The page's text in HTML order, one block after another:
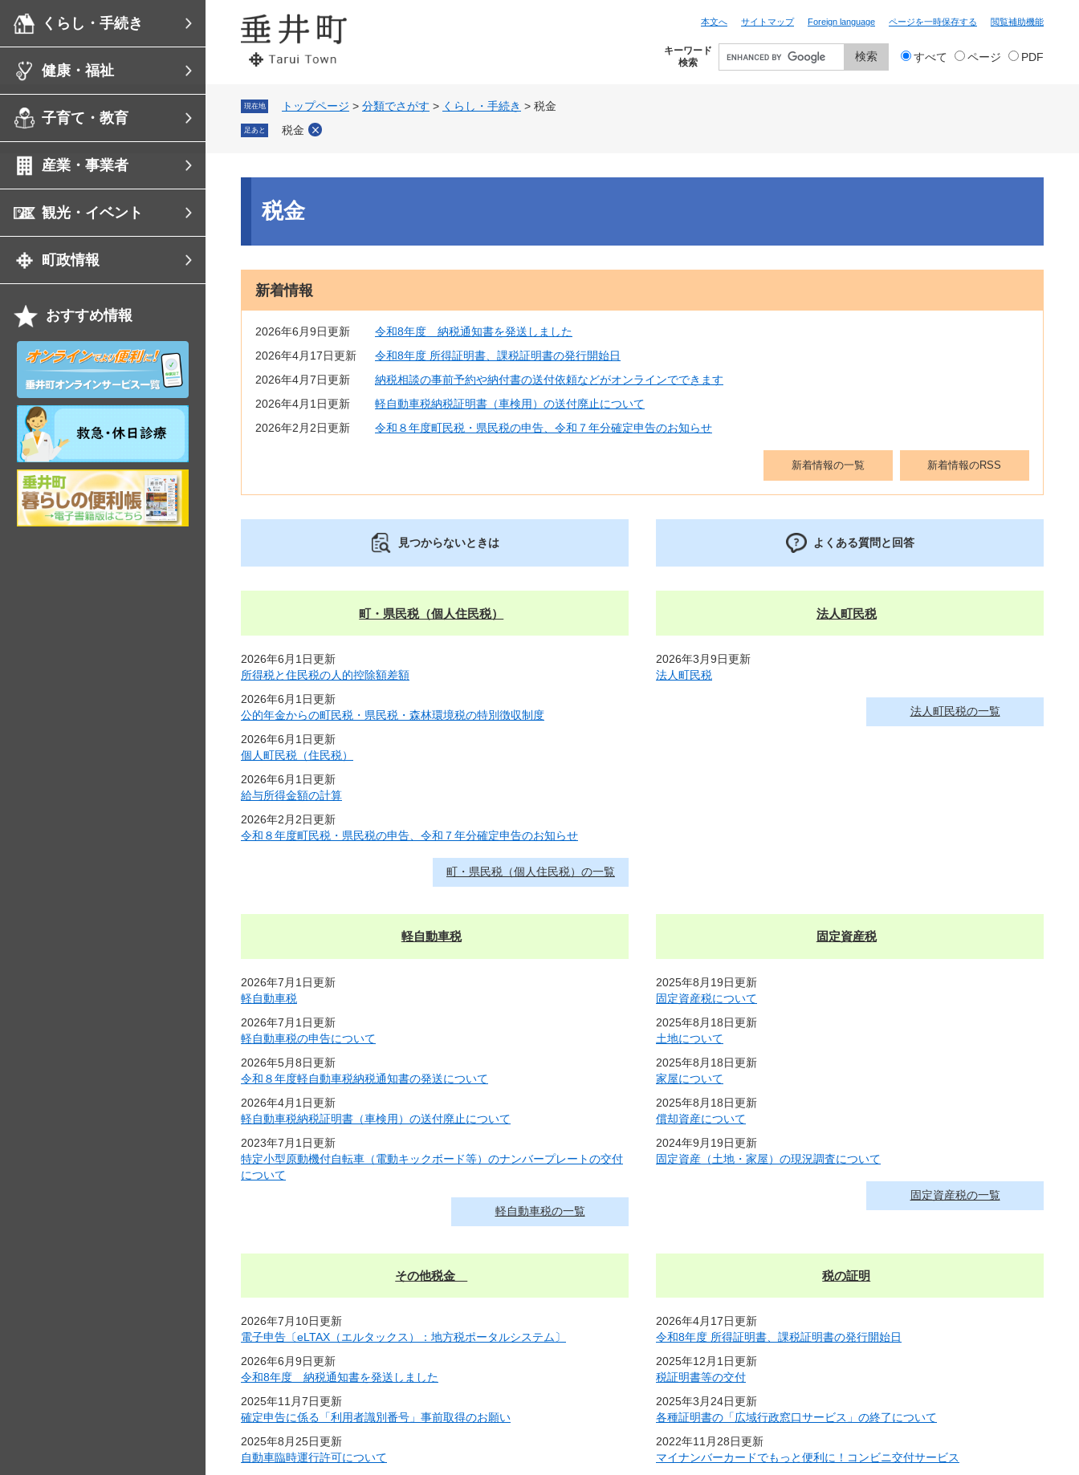
す。
本文へ サイトマップ Foreign language ページを一時保存する 閲覧補助機能
くらし・手続き
健康・福祉
子育て・教育
産業・事業者
観光・イベント
町政情報
おすすめ情報
ン
ラ
イ
ン
サ
ー
ビ
ス
祝
日・
年
末
年
始
昼
間
岐
阜
県
垂
キーワード
検索
検 すべて ページ PDF
現在地 トップページ > 分類でさがす > くらし・手続き > 税金
足あと 税金
税金
新着情報
2026年6月9日更新
令和8年度 納税通知書を発送しました
2026年4月17日更新
令和8年度 所得証明書、課税証明書の発行開始日
2026年4月7日更新
納税相談の事前予約や納付書の送付依頼などがオンラインでできます
2026年4月1日更新
軽自動車税納税証明書（車検用）の送付廃止について
2026年2月2日更新
令和８年度町民税・県民税の申告、令和７年分確定申告のお知らせ
新着情報の一覧 新着情報のRSS
見つからないときは よくある質問と回答
町・県民税（個人住民税）
2026年6月1日更新
所得税と住民税の人的控除額差額
2026年6月1日更新
公的年金からの町民税・県民税・森林環境税の特別徴収制度
2026年6月1日更新
個人町民税（住民税）
2026年6月1日更新
給与所得金額の計算
2026年2月2日更新
令和８年度町民税・県民税の申告、令和７年分確定申告のお知らせ
町・県民税（個人住民税）の一覧
法人町民税
2026年3月9日更新
法人町民税
法人町民税の一覧
軽自動車税
2026年7月1日更新
軽自動車税
2026年7月1日更新
軽自動車税の申告について
2026年5月8日更新
令和８年度軽自動車税納税通知書の発送について
2026年4月1日更新
軽自動車税納税証明書（車検用）の送付廃止について
2023年7月1日更新
特定小型原動機付自転車（電動キックボード等）のナンバープレートの交付
について
軽自動車税の一覧
固定資産税
2025年8月19日更新
固定資産税について
2025年8月18日更新
土地について
2025年8月18日更新
家屋について
2025年8月18日更新
償却資産について
2024年9月19日更新
固定資産（土地・家屋）の現況調査について
固定資産税の一覧
その他税金
2026年7月10日更新
電子申告〔eLTAX（エルタックス）：地方税ポータルシステム〕
2026年6月9日更新
令和8年度 納税通知書を発送しました
2025年11月7日更新
確定申告に係る「利用者識別番号」事前取得のお願い
2025年8月25日更新
自動車臨時運行許可について
税の証明
2026年4月17日更新
令和8年度 所得証明書、課税証明書の発行開始日
2025年12月1日更新
税証明書等の交付
2025年3月24日更新
各種証明書の「広域行政窓口サービス」の終了について
2022年11月28日更新
マイナンバーカードでもっと便利に！コンビニ交付サービス